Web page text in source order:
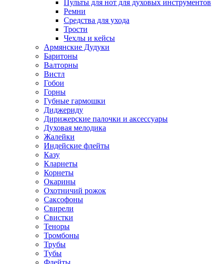
Пульты для нот для духовых инструментов
Ремни
Средства для ухода
Трости
Чехлы и кейсы
Армянские Дудуки
Баритоны
Валторны
Вистл
Гобои
Горны
Губные гармошки
Диджериду
Дирижерские палочки и аксессуары
Духовая мелодика
Жалейки
Индейские флейты
Казу
Кларнеты
Корнеты
Окарины
Охотничий рожок
Саксофоны
Свирели
Свистки
Теноры
Тромбоны
Трубы
Тубы
Флейты